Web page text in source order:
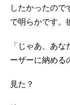
したかったの
で明らかです。
「じゃあ、あ
ーザーに納める
見た？